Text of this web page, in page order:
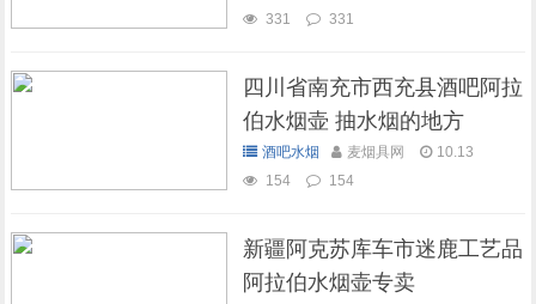
331
331
四川省南充市西充县酒吧阿拉
伯水烟壶 抽水烟的地方
酒吧水烟 麦烟具网
10.13
154
154
新疆阿克苏库车市迷鹿工艺品
阿拉伯水烟壶专卖